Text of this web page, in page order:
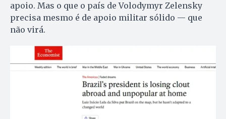
apoio. Mas o que o país de Volodymyr Zelensky
precisa mesmo é de apoio militar sólido — que
não virá.